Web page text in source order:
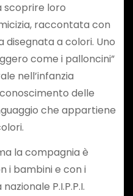
scoprire loro
raccontata con
disegnata a colori. Uno
come i palloncini”
nell’infanzia
delle
che appartiene
la compagnia è
i bambini e con i
P.I.P.P.I.